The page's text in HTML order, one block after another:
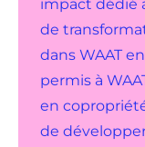
impact dédié
de
dans WAAT
permis à
en
de